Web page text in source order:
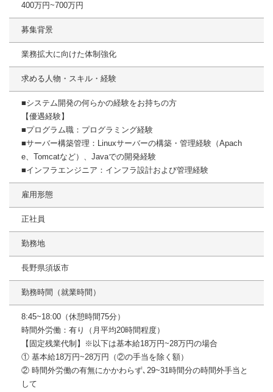
400万円~700万円
募集背景
業務拡大に向けた体制強化
求める人物・スキル・経験
■システム開発の何らかの経験をお持ちの方
【優遇経験】
■プログラム職：プログラミング経験
■サーバー構築管理：Linuxサーバーの構築・管理経験（Apach
e、Tomcatなど）、Javaでの開発経験
■インフラエンジニア：インフラ設計および管理経験
雇用形態
正社員
勤務地
長野県須坂市
勤務時間（就業時間）
8:45~18:00（休憩時間75分）
時間外労働：有り（月平均20時間程度）
【固定残業代制】※以下は基本給18万円~28万円の場合
① 基本給18万円~28万円（②の手当を除く額）
② 時間外労働の有無にかかわらず､29~31時間分の時間外手当と
して